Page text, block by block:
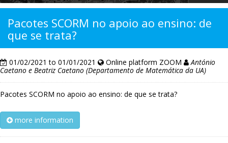
Pacotes SCORM no apoio ao ensino: de
que se trata?
01/02/2021 to 01/01/2021 Online platform ZOOM
António
Caetano e Beatriz Caetano (Departamento de Matemática da UA)
Pacotes SCORM no apoio ao ensino: de que se trata?
more information